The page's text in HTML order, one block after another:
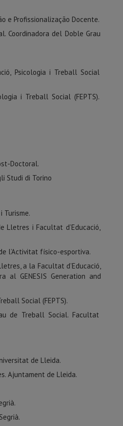
e Profissionalização Docente.
Coordinadora del Doble Grau
Psicologia i Treball Social
i Treball Social (FEPTS).
Doctoral.
Studi di Torino
Turisme.
Lletres i Facultat d’Educació,
l’Activitat físico-esportiva.
a la Facultat d’Educació,
al GENESIS Generation and
Social (FEPTS).
de Treball Social. Facultat
de Lleida.
Ajuntament de Lleida.